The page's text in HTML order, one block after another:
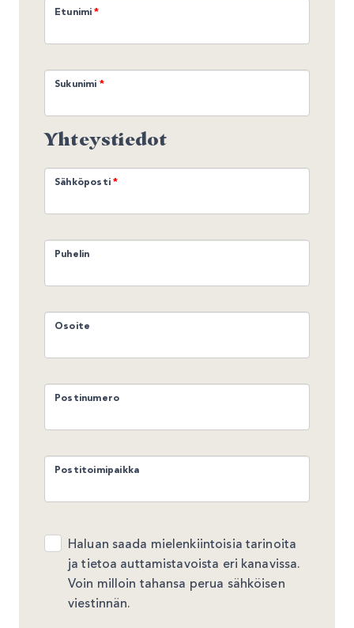
Etunimi
Sukunimi
Yhteystiedot
Sähköposti
Puhelin
Osoite
Postinumero
Postitoimipaikka
Haluan saada mielenkiintoisia tarinoita
ja tietoa auttamistavoista eri kanavissa.
Voin milloin tahansa perua sähköisen
viestinnän.